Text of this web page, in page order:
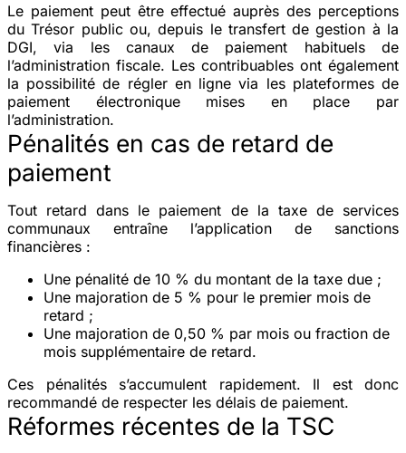
Le paiement peut être effectué auprès des perceptions
du Trésor public ou, depuis le transfert de gestion à la
DGI, via les canaux de paiement habituels de
l’administration fiscale. Les contribuables ont également
la possibilité de régler en ligne via les plateformes de
paiement électronique mises en place par
l’administration.
Pénalités en cas de retard de
paiement
Tout retard dans le paiement de la taxe de services
communaux entraîne l’application de sanctions
financières :
Une pénalité de 10 % du montant de la taxe due ;
Une majoration de 5 % pour le premier mois de
retard ;
Une majoration de 0,50 % par mois ou fraction de
mois supplémentaire de retard.
Ces pénalités s’accumulent rapidement. Il est donc
recommandé de respecter les délais de paiement.
Réformes récentes de la TSC